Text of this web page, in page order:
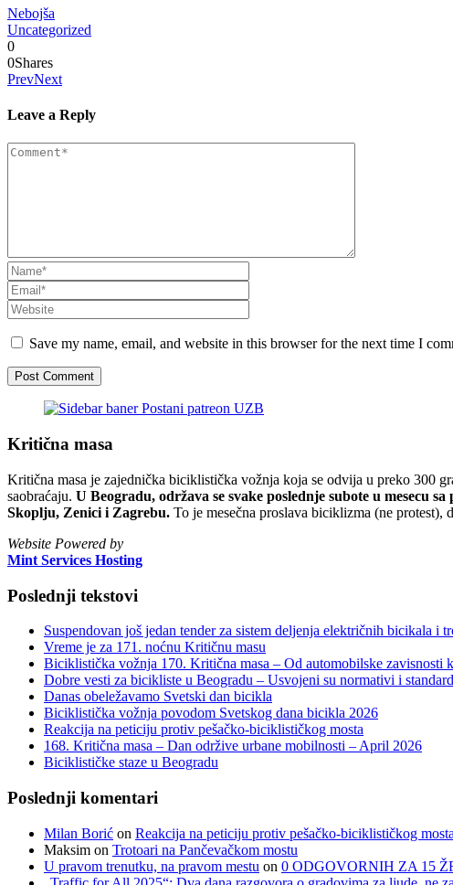
Nebojša
Uncategorized
0
0Shares
PrevNext
Leave a Reply
Save my name, email, and website in this browser for the next time I
Kritična masa
Kritična masa je zajednička biciklistička vožnja koja se odvija u preko 300
saobraćaju. U Beogradu, održava se svake poslednje subote u mesecu
Skoplju, Zenici i Zagrebu. To je mesečna proslava biciklizma (ne
Website Powered by
Mint Services Hosting
Poslednji tekstovi
Suspendovan još jedan tender za sistem deljenja električnih bicikala i
Vreme je za 171. noćnu Kritičnu masu
Biciklistička vožnja 170. Kritična masa – Od automobilske zavisnosti
Dobre vesti za bicikliste u Beogradu – Usvojeni su normativi i
Danas obeležavamo Svetski dan bicikla
Biciklistička vožnja povodom Svetskog dana bicikla 2026
Reakcija na peticiju protiv pešačko-biciklističkog mosta
168. Kritična masa – Dan održive urbane mobilnosti – April 2026
Biciklističke staze u Beogradu
Poslednji komentari
Milan Borić on Reakcija na peticiju protiv pešačko-biciklističkog mosta
Maksim on Trotoari na Pančevačkom mostu
U pravom trenutku, na pravom mestu on 0 ODGOVORNIH ZA 15